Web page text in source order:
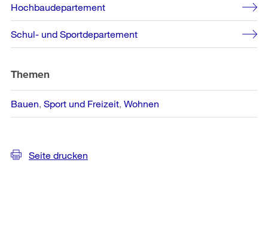
Hochbaudepartement
Schul- und Sportdepartement
Themen
Bauen Sport und Freizeit Wohnen
Seite drucken